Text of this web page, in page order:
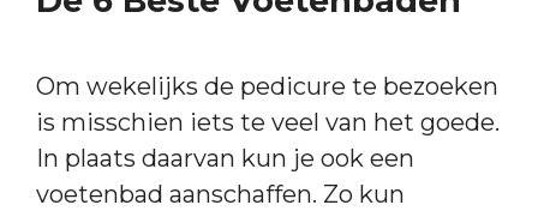
Om wekelijks de pedicure te bezoeken
is misschien iets te veel van het goede.
In plaats daarvan kun je ook een
voetenbad aanschaffen. Zo kun